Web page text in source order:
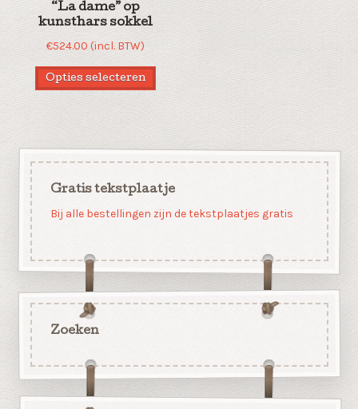
“La dame” op
kunsthars sokkel
€524.00 (incl. BTW)
Opties selecteren
Gratis tekstplaatje
Bij alle bestellingen zijn de tekstplaatjes gratis
Zoeken